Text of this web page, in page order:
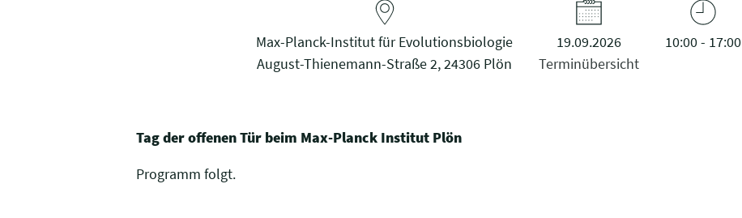
Max-Planck-Institut für Evolutionsbiologie
August-Thienemann-Straße 2, 24306 Plön
19.09.2026
Terminübersicht
10:00 - 17:00
Tag der offenen Tür beim Max-Planck Institut Plön
Programm folgt.